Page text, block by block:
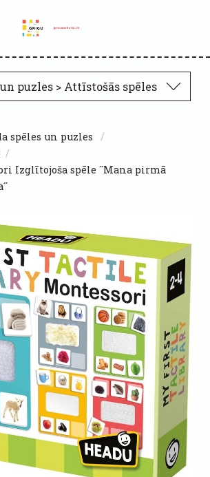
puzles > Attīstošās spēles
spēles un puzles
Izglītojoša spēle ´´Mana pirmā